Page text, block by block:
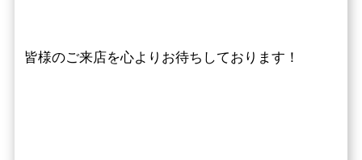
皆様のご来店を心よりお待ちしております！